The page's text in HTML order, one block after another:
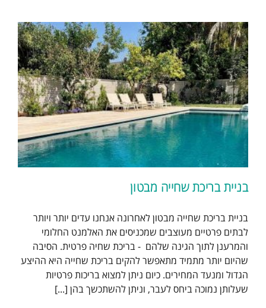
בניית בריכת שחייה מבטון
בניית בריכת שחייה מבטון לאחרונה אנחנו עדים יותר ויותר
לבתים פרטיים מעוצבים שמכניסים את האלמנט החלומי
והמרענן לתוך הגינה שלהם - בריכת שחיה פרטית. הסיבה
שהיום יותר מתמיד מתאפשר להקים בריכת שחייה היא ההיצע
הגדול ומנעד המחירים. כיום ניתן למצוא בריכות פרטיות
שעלותן נמוכה ביחס לעבר, וניתן להשתכשך בהן [...]